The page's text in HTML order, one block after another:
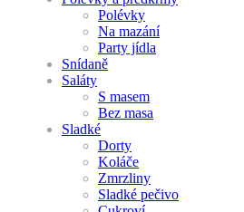
Polévky
Na mazání
Party jídla
Snídaně
Saláty
S masem
Bez masa
Sladké
Dorty
Koláče
Zmrzliny
Sladké pečivo